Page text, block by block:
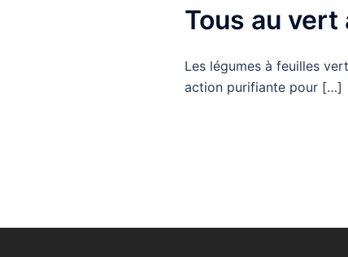
Tous au
Les légumes à feuilles
action purifiante pour […]